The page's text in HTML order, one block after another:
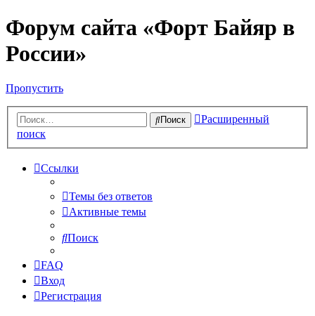
Форум сайта «Форт Байяр в
России»
Пропустить
Поиск
Расширенный
поиск
Ссылки
Темы без ответов
Активные темы
Поиск
FAQ
Вход
Регистрация